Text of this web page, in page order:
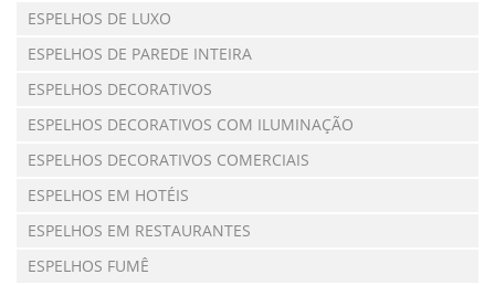
ESPELHOS DE LUXO
ESPELHOS DE PAREDE INTEIRA
ESPELHOS DECORATIVOS
ESPELHOS DECORATIVOS COM ILUMINAÇÃO
ESPELHOS DECORATIVOS COMERCIAIS
ESPELHOS EM HOTÉIS
ESPELHOS EM RESTAURANTES
ESPELHOS FUMÊ